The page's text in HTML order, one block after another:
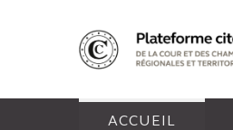
ACCUEIL